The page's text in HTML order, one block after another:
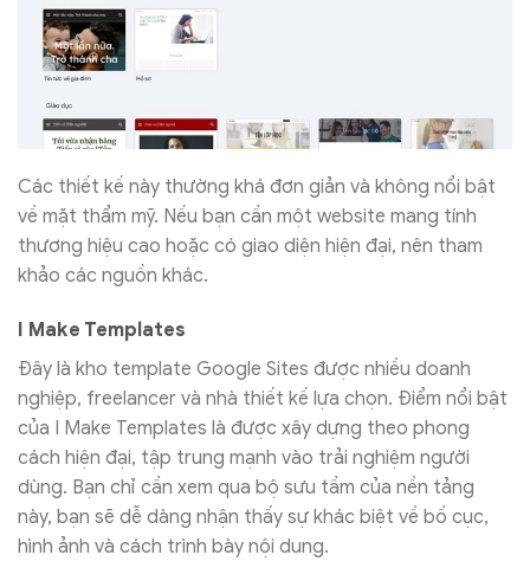
Các thiết kế này thường khá đơn giản và không nổi bật
về mặt thẩm mỹ. Nếu bạn cần một website mang tính
thương hiệu cao hoặc có giao diện hiện đại, nên tham
khảo các nguồn khác.
I Make Templates
Đây là kho template Google Sites được nhiều doanh
nghiệp, freelancer và nhà thiết kế lựa chọn. Điểm nổi bật
của I Make Templates là được xây dựng theo phong
cách hiện đại, tập trung mạnh vào trải nghiệm người
dùng. Bạn chỉ cần xem qua bộ sưu tầm của nền tảng
này, bạn sẽ dễ dàng nhận thấy sự khác biệt về bố cục,
hình ảnh và cách trình bày nội dung.